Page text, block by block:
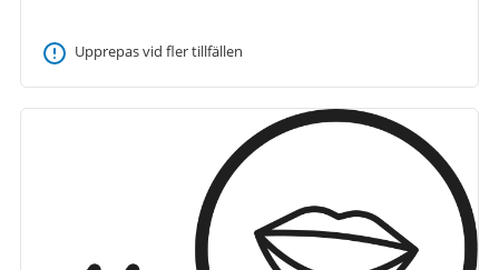
Upprepas vid fler tillfällen